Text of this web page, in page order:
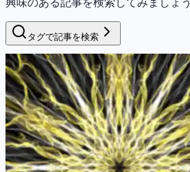
タグで記事を検索